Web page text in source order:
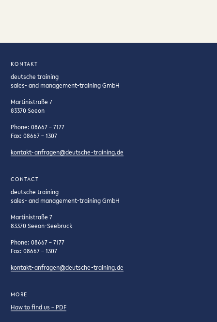
KONTAKT
deutsche training
sales- and management-training GmbH
Martinistraße 7
83370 Seeon
Phone: 08667 – 7177
Fax: 08667 – 1307
kontakt-anfragen@deutsche-training.de
CONTACT
deutsche training
sales- and management-training GmbH
Martinistraße 7
83370 Seeon-Seebruck
Phone: 08667 – 7177
Fax: 08667 – 1307
kontakt-anfragen@deutsche-training.de
MORE
How to find us – PDF